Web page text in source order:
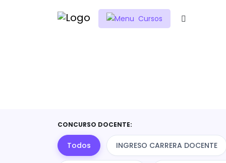
Cursos
CONCURSO DOCENTE:
Todos INGRESO CARRERA DOCENTE